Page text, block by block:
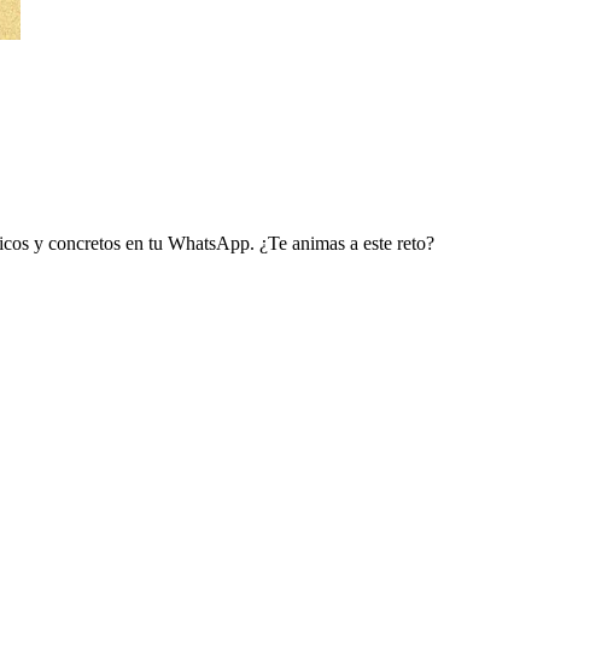
y concretos en tu WhatsApp. ¿Te animas a este reto?